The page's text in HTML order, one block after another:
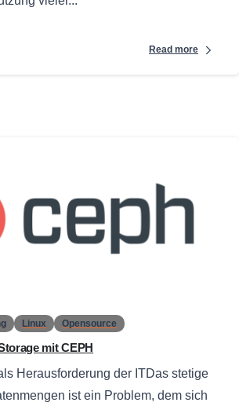
Read more
Linux Opensource
mit CEPH
Herausforderung der ITDas stetige
ist ein Problem, dem sich